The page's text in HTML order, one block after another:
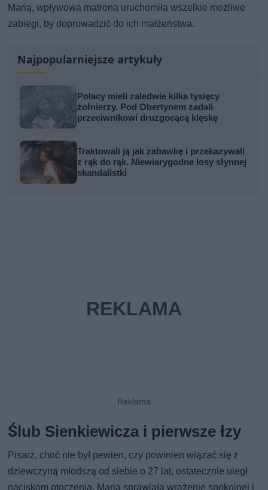
Marią, wpływowa matrona uruchomiła wszelkie możliwe
zabiegi, by doprowadzić do ich małżeństwa.
Najpopularniejsze artykuły
Polacy mieli zaledwie kilka tysięcy
żołnierzy. Pod Obertynem zadali
przeciwnikowi druzgocącą klęskę
Traktowali ją jak zabawkę i przekazywali
z rąk do rąk. Niewiarygodne losy słynnej
skandalistki
Ślub Sienkiewicza i pierwsze łzy
Pisarz, choć nie był pewien, czy powinien wiązać się z
dziewczyną młodszą od siebie o 27 lat, ostatecznie uległ
naciskom otoczenia. Maria sprawiała wrażenie spokojnej i